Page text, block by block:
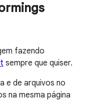
fazendo
sempre que quiser.
e de arquivos no
na mesma página